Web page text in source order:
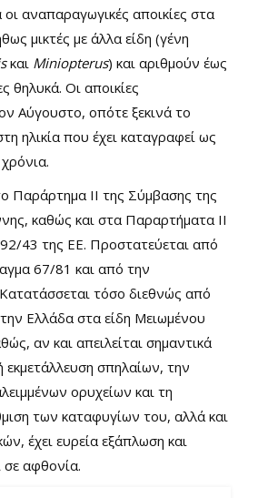
αναπαραγωγικές αποικίες στα
μικτές με άλλα είδη (γένη
και Miniopterus) και αριθμούν έως
θηλυκά. Οι αποικίες
Αύγουστο, οπότε ξεκινά το
ηλικία που έχει καταγραφεί ως
Παράρτημα ΙΙ της Σύμβασης της
καθώς και στα Παραρτήματα ΙΙ
92/43 της ΕΕ. Προστατεύεται από
67/81 και από την
τόσο διεθνώς από
Ελλάδα στα είδη Μειωμένου
αν και απειλείται σημαντικά
εκμετάλλευση σπηλαίων, την
ορυχείων και τη
των καταφυγίων του, αλλά και
έχει ευρεία εξάπλωση και
σε αφθονία.